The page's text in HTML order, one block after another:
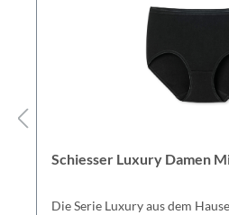
Schiesser Luxury Damen
Die Serie Luxury aus dem